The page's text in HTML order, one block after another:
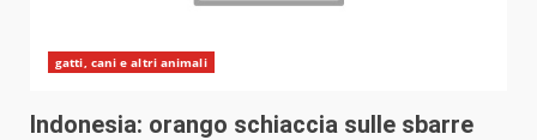
gatti, cani e altri animali
Indonesia: orango schiaccia sulle sbarre